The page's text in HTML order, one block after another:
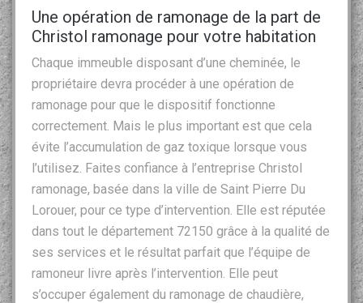
Une opération de ramonage de la part de
Christol ramonage pour votre habitation
Chaque immeuble disposant d’une cheminée, le
propriétaire devra procéder à une opération de
ramonage pour que le dispositif fonctionne
correctement. Mais le plus important est que cela
évite l’accumulation de gaz toxique lorsque vous
l’utilisez. Faites confiance à l’entreprise Christol
ramonage, basée dans la ville de Saint Pierre Du
Lorouer, pour ce type d’intervention. Elle est réputée
dans tout le département 72150 grâce à la qualité de
ses services et le résultat parfait que l’équipe de
ramoneur livre après l’intervention. Elle peut
s’occuper également du ramonage de chaudière,